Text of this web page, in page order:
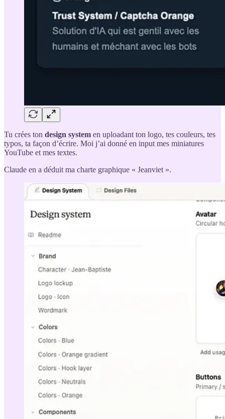
Tu crées ton design system en uploadant ton logo, tes couleurs, tes
typos, ta façon d’écrire. Moi j’ai donné en input mes miniatures
YouTube et mes textes.
Claude en a déduit ma charte graphique « Jeanviet ».